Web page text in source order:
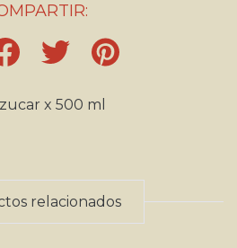
x 500 ml
relacionados